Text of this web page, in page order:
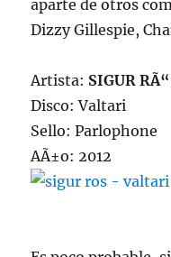
aparte de otros
Dizzy Gillespie,
Artista: SIGUR
Disco: Valtari
Sello: Parlophone
AÃ±o: 2012